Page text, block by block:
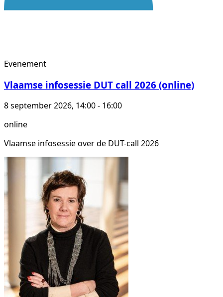
Evenement
Vlaamse infosessie DUT call 2026 (online)
8 september 2026, 14:00 - 16:00
online
Vlaamse infosessie over de DUT-call 2026